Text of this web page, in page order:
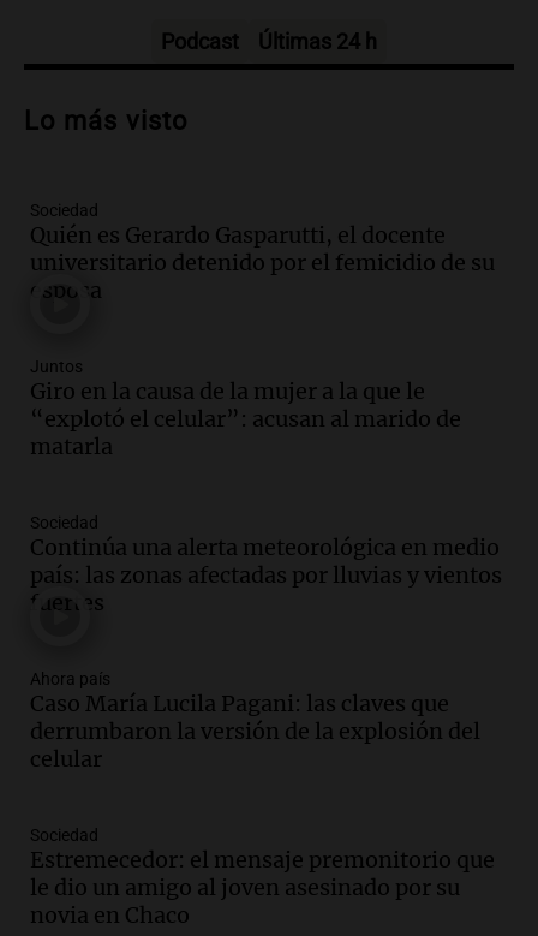
Audio.Debate en el Senado sobre
la soberanía digital en Argentina
Audio.
de semana helado y ciudadanos
marchan contra reforma de tierras
Panorama Federal
Audio.
El "Mono" de Kapanga
adelantó su show en Rosario.
Viva la Radio Rosario
Episodios
en suspenso a hombre por simular robo
de recaudación en San Luis
Panorama Federal
Episodios
ayuda por problemas de fertilidad y la
ostentación de millonarios
Amamos Argentina
Episodios
avanza con testimonios clave sobre el
accidente en Villa Dolores
Panorama Federal
Episodios
Podcast Últimas 24 h
Lo más visto
Sociedad
Quién es Gerardo Gasparutti, el docente
universitario detenido por el femicidio de su
esposa
Juntos
Giro en la causa de la mujer a la que le
“explotó el celular”: acusan al marido de
matarla
Sociedad
Continúa una alerta meteorológica en medio
país: las zonas afectadas por lluvias y vientos
fuertes
Ahora país
Caso María Lucila Pagani: las claves que
derrumbaron la versión de la explosión del
celular
Sociedad
Estremecedor: el mensaje premonitorio que
le dio un amigo al joven asesinado por su
novia en Chaco